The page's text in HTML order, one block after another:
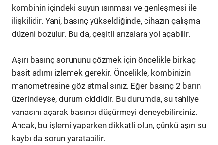
kombinin içindeki suyun ısınması ve genleşmesi ile
ilişkilidir. Yani, basınç yükseldiğinde, cihazın çalışma
düzeni bozulur. Bu da, çeşitli arızalara yol açabilir.
Aşırı basınç sorununu çözmek için öncelikle birkaç
basit adımı izlemek gerekir. Öncelikle, kombinizin
manometresine göz atmalısınız. Eğer basınç 2 barın
üzerindeyse, durum ciddidir. Bu durumda, su tahliye
vanasını açarak basıncı düşürmeyi deneyebilirsiniz.
Ancak, bu işlemi yaparken dikkatli olun, çünkü aşırı su
kaybı da sorun yaratabilir.